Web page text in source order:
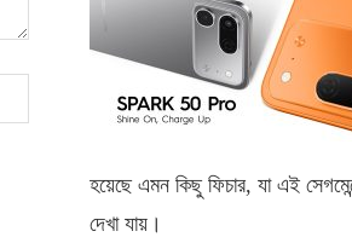
হয়েছে এমন কিছু ফিচার, যা এই
দেখা যায়।